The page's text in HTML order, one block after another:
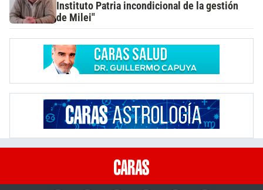
Instituto Patria incondicional de la gestión
de Milei"